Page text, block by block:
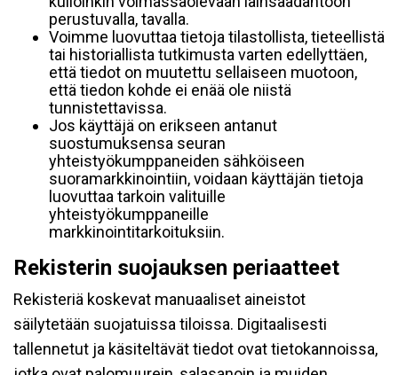
perustuvalla, tavalla.
Voimme luovuttaa tietoja tilastollista, tieteellistä
tai historiallista tutkimusta varten edellyttäen,
että tiedot on muutettu sellaiseen muotoon,
että tiedon kohde ei enää ole niistä
tunnistettavissa.
Jos käyttäjä on erikseen antanut
suostumuksensa seuran
yhteistyökumppaneiden sähköiseen
suoramarkkinointiin, voidaan käyttäjän tietoja
luovuttaa tarkoin valituille
yhteistyökumppaneille
markkinointitarkoituksiin.
Rekisterin suojauksen periaatteet
Rekisteriä koskevat manuaaliset aineistot
säilytetään suojatuissa tiloissa. Digitaalisesti
tallennetut ja käsiteltävät tiedot ovat tietokannoissa,